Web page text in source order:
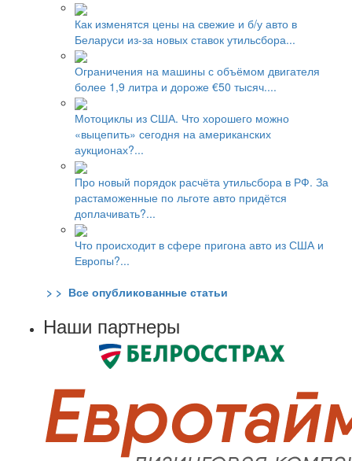
Как изменятся цены на свежие и б/у авто в
Беларуси из-за новых ставок утильсбора...
Ограничения на машины с объёмом двигателя
более 1,9 литра и дороже €50 тысяч....
Мотоциклы из США. Что хорошего можно
«выцепить» сегодня на американских
аукционах?...
Про новый порядок расчёта утильсбора в РФ. За
растаможенные по льготе авто придётся
доплачивать?...
Что происходит в сфере пригона авто из США и
Европы?...
> > Все опубликованные статьи
Наши партнеры